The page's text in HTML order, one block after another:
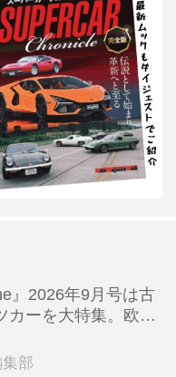
』2026年9月号は古
カーを大特集。欧州
部